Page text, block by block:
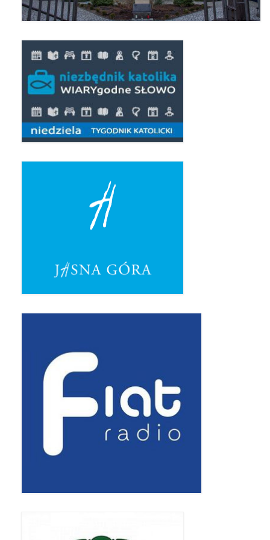
Pasterka 2019
Triduum St. Kostka 2019
Uroczystość Św. Jakuba Ap 2019
Boże Ciało – 20 czerwca 2019
Pierwsza Komunia Święta 2019
Imieniny Ks Kanonika
Wigilia Paschalna 2019
Wielki Piątek 2019
Droga Krzyżowa w parafii św. Jakuba
Apostoła w Częstochowie 2019
Pielęgnacja drzew
Nasza parafia z lotu ptaka
Stare fotografie
Galerie 2018
Bal Wszystkich Świętych 2018